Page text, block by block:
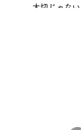
大切じゃな